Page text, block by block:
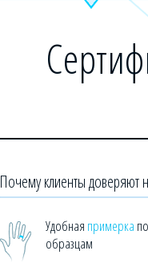
Почему клиенты доверяют
Удобная примерка по
образцам